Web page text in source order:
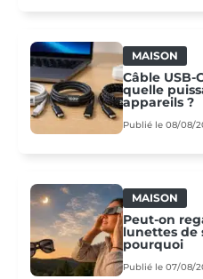
MAISON
Câble USB-
quelle
appareils ?
Publié le 08/08/
MAISON
Peut-on
lunettes de
pourquoi
Publié le 07/08/